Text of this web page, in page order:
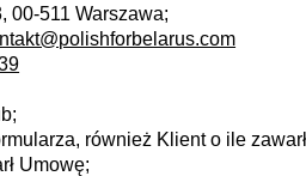
00-511 Warszawa;
również Klient o ile
Umowę;